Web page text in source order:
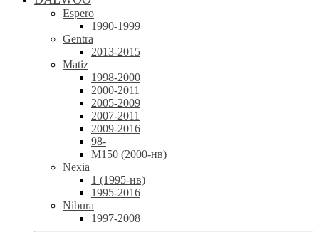
Espero
1990-1999
Gentra
2013-2015
Matiz
1998-2000
2000-2011
2005-2009
2007-2011
2009-2016
98-
М150 (2000-нв)
Nexia
1 (1995-нв)
1995-2016
Nibura
1997-2008